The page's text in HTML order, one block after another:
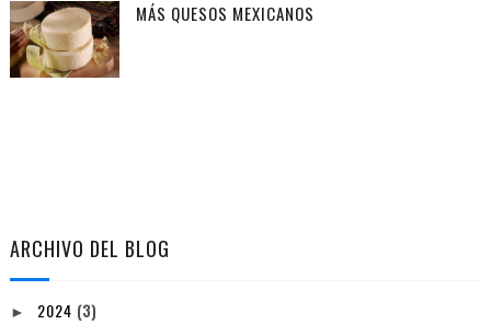
MÁS QUESOS MEXICANOS
ARCHIVO DEL BLOG
► 2024 (3)